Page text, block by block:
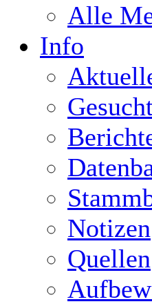
Alle
Info
Notizen
Quellen